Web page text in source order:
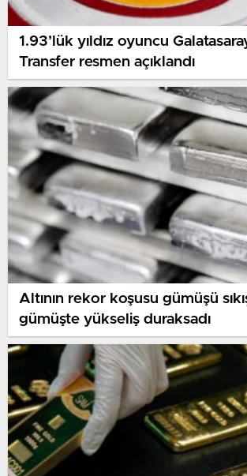
1.93’lük yıldız oyuncu
Transfer resmen açıklandı
Altının rekor koşusu gümüşü
gümüşte yükseliş duraksadı